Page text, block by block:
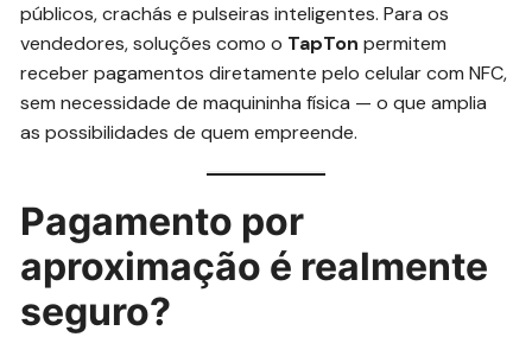
públicos, crachás e pulseiras inteligentes. Para os
vendedores, soluções como o TapTon permitem
receber pagamentos diretamente pelo celular com NFC,
sem necessidade de maquininha física — o que amplia
as possibilidades de quem empreende.
Pagamento por
aproximação é realmente
seguro?